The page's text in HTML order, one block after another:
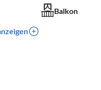
Balkon